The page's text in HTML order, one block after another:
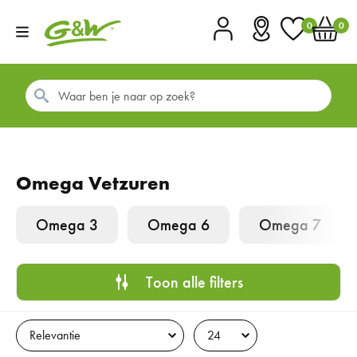
0 0
Omega Vetzuren
Omega 3 Omega 6 Omega 7
Toon alle filters